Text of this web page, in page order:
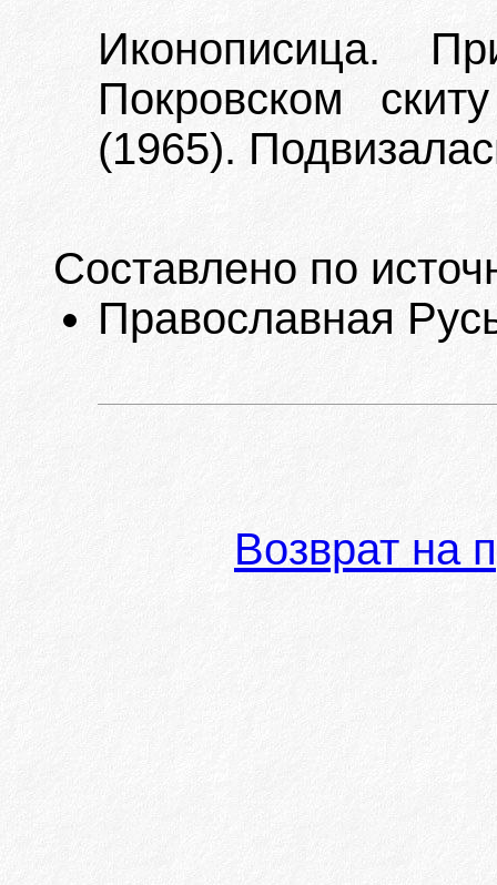
Иконописица.
Покровском
(1965).
Составлено по
Православная
Возврат на